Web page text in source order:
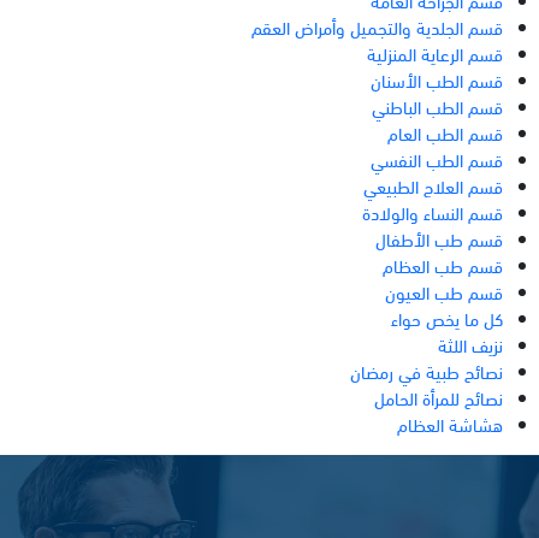
قسم الجلدية والتجميل وأمراض العقم
قسم الرعاية المنزلية
قسم الطب الأسنان
قسم الطب الباطني
قسم الطب العام
قسم الطب النفسي
قسم العلاج الطبيعي
قسم النساء والولادة
قسم طب الأطفال
قسم طب العظام
قسم طب العيون
كل ما يخص حواء
نزيف اللثة
نصائح طبية في رمضان
نصائح للمرأة الحامل
هشاشة العظام